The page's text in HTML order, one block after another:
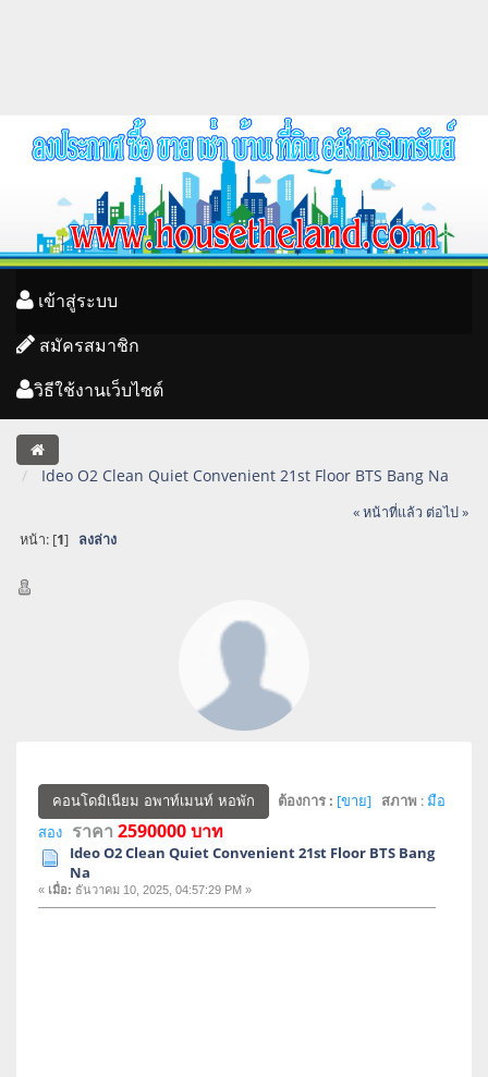
เข้าสู่ระบบ
สมัครสมาชิก
วิธีใช้งานเว็บไซต์
Ideo O2 Clean Quiet Convenient 21st Floor BTS Bang Na
« หน้าที่แล้ว ต่อไป »
หน้า: [1] ลงล่าง
คอนโดมิเนียม อพาท์เมนท์ หอพัก ต้องการ : [ขาย] สภาพ :มือ
สอง ราคา 2590000 บาท
Ideo O2 Clean Quiet Convenient 21st Floor BTS Bang
Na
« เมื่อ: ธันวาคม 10, 2025, 04:57:29 PM »